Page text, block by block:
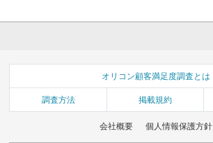
オリコン顧客満足度調査とは
調査方法 掲載規約
会社概要 個人情報保護方針